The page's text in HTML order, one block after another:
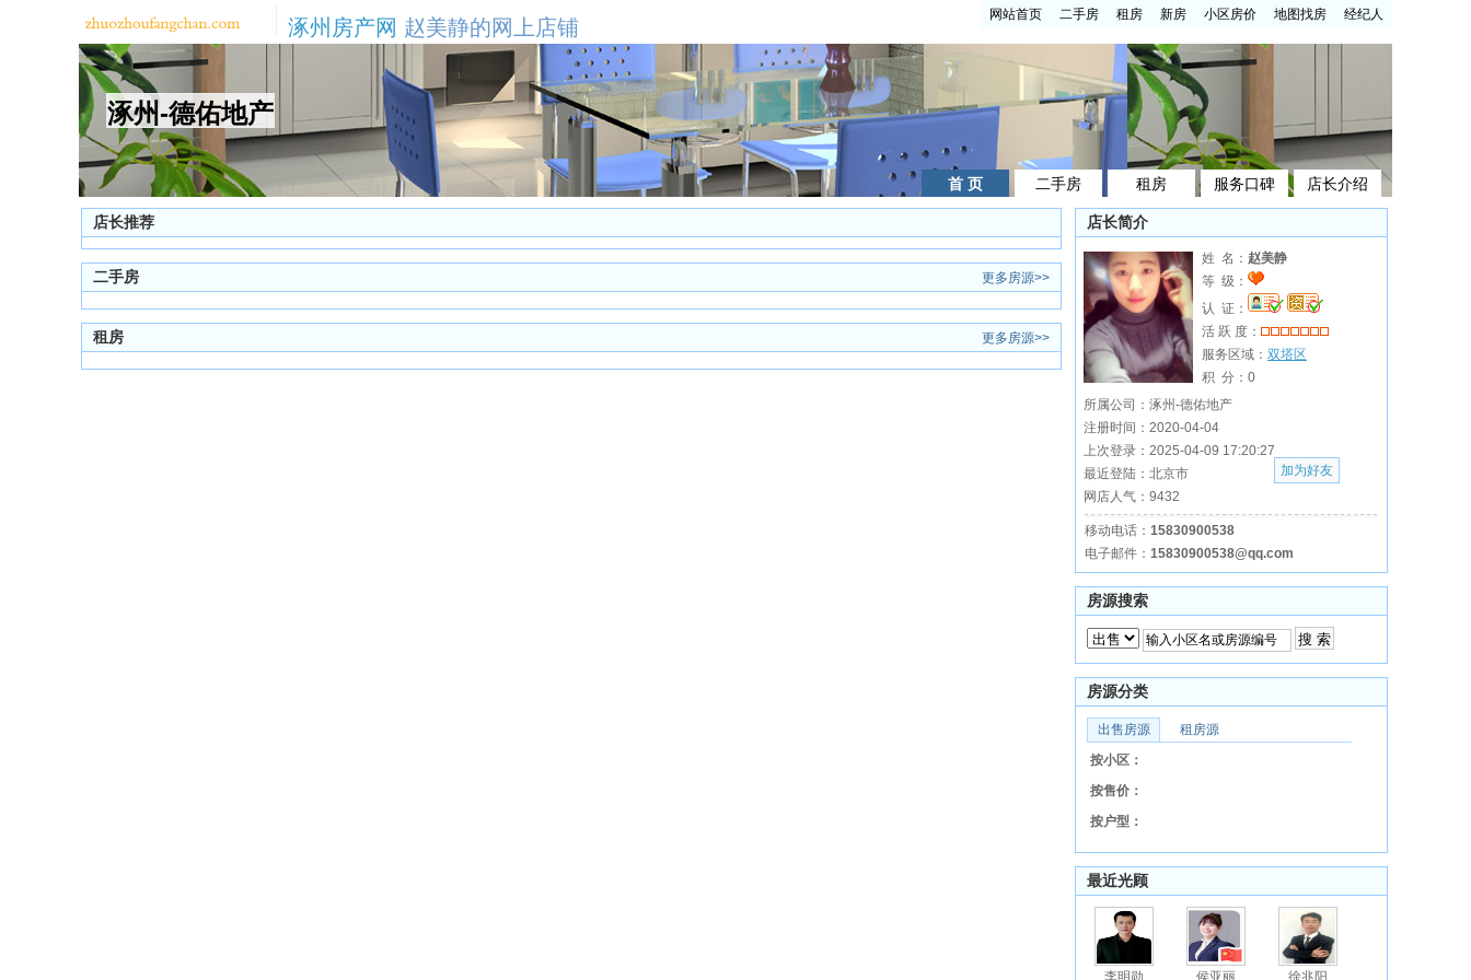
涿州房产网 赵美静的网上店铺
网站首页 二手房 租房 新房 小区房价 地图找房 经纪人
涿州-德佑地产
首 页 二手房 租房 服务口碑 店长介绍
店长推荐
二手房 更多房源>>
租房 更多房源>>
店长简介
姓 名： 赵美静
等 级：
认 证：
活 跃 度：
服务区域： 双塔区
积 分： 0
加为好友
所属公司：涿州-德佑地产
注册时间：2020-04-04
上次登录：2025-04-09 17:20:27
最近登陆：北京市
网店人气：9432
移动电话：15830900538
电子邮件：15830900538@qq.com
房源搜索
房源分类
出售房源
租房源
按小区：
按售价：
按户型：
最近光顾
李明勋 侯亚丽 徐兆阳